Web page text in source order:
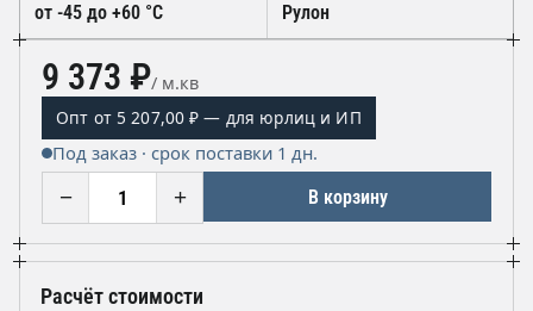
от -45 до +60 °C Рулон
9 373 ₽/ м.кв
Опт от 5 207,00 ₽ — для юрлиц и ИП
Под заказ · срок поставки 1 дн.
− + В корзину
Расчёт стоимости